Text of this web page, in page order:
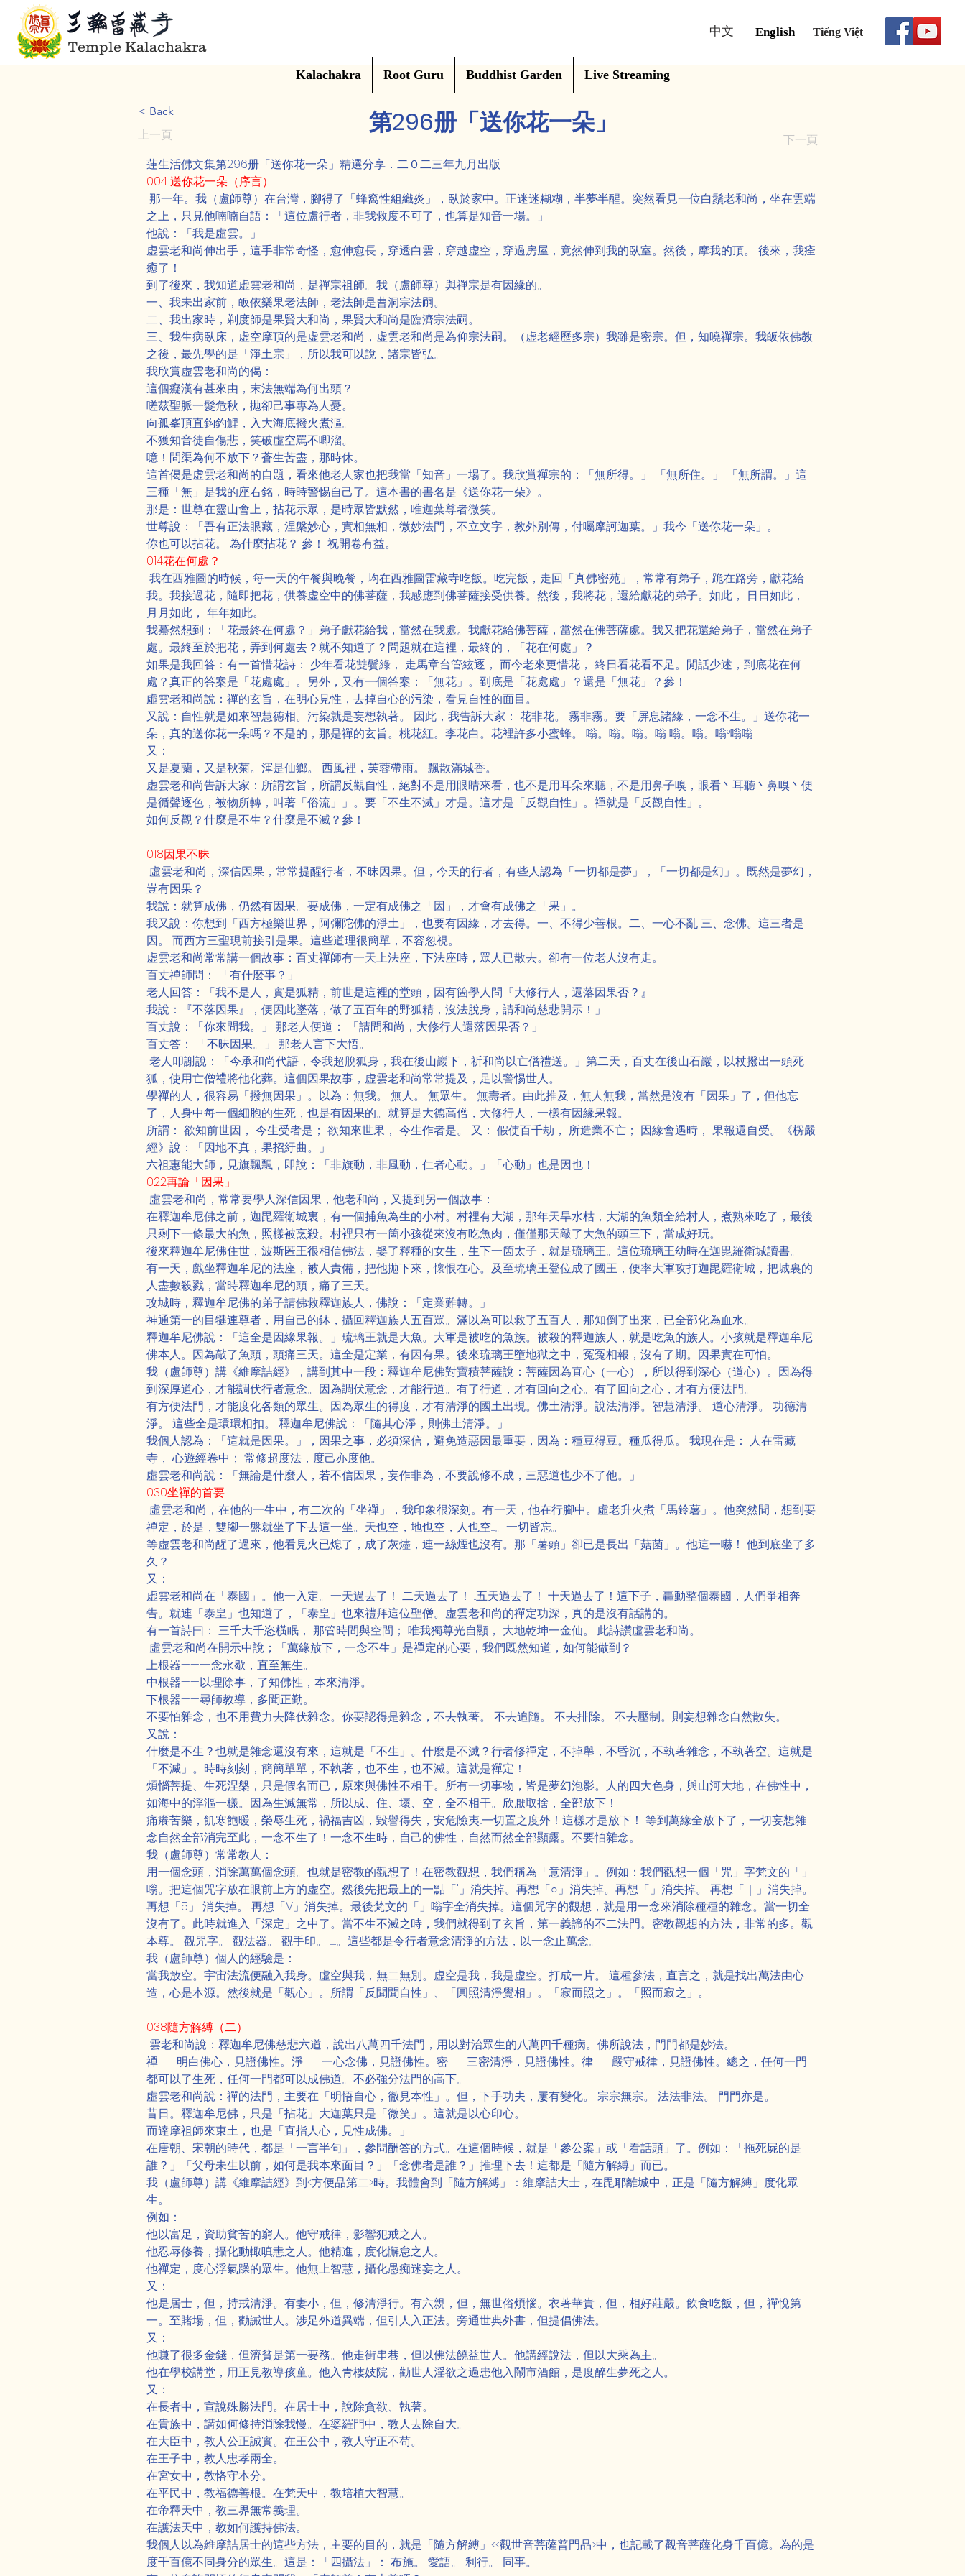
Temple Kalachakra
中文 English Tiếng Việt
Kalachakra Root Guru Buddhist Garden Live Streaming
< Back
上一頁
第296册「送你花一朵」
下一頁
蓮生活佛文集第296册「送你花一朵」精選分享．二０二三年九月出版
004 送你花一朵（序言）
那一年。我（盧師尊）在台灣，腳得了「蜂窩性組織炎」，臥於家中。正迷迷糊糊，半夢半醒。突然看見一位白鬚老和尚，坐在雲端
之上，只見他喃喃自語：「這位盧行者，非我救度不可了，也算是知音一場。」
他說：「我是虛雲。」
虚雲老和尚伸出手，這手非常奇怪，愈伸愈長，穿透白雲，穿越虚空，穿過房屋，竟然伸到我的臥室。然後，摩我的頂。 後來，我痊
癒了！
到了後來，我知道虚雲老和尚，是禪宗祖師。我（盧師尊）與禪宗是有因緣的。
一、我未出家前，皈依樂果老法師，老法師是曹洞宗法嗣。
二、我出家時，剃度師是果賢大和尚，果賢大和尚是臨濟宗法嗣。
三、我生病臥床，虚空摩頂的是虚雲老和尚，虚雲老和尚是為仰宗法嗣。（虚老經歷多宗）我雖是密宗。但，知曉禪宗。我皈依佛教
之後，最先學的是「淨土宗」，所以我可以說，諸宗皆弘。
我欣賞虚雲老和尚的偈：
這個癡漢有甚來由，末法無端為何出頭？
嗟茲聖脈一髮危秋，拋卻己事專為人憂。
向孤峯頂直鈎釣鯉，入大海底撥火煮漚。
不獲知音徒自傷悲，笑破虛空罵不唧溜。
噫！問渠為何不放下？蒼生苦盡，那時休。
這首偈是虚雲老和尚的自題，看來他老人家也把我當「知音」一場了。我欣賞禪宗的：「無所得。」 「無所住。」 「無所謂。」這
三種「無」是我的座右銘，時時警惕自己了。這本書的書名是《送你花一朵》。
那是：世尊在靈山會上，拈花示眾，是時眾皆默然，唯迦葉尊者微笑。
世尊說：「吾有正法眼藏，涅槃妙心，實相無相，微妙法門，不立文字，教外別傳，付囑摩訶迦葉。」我今「送你花一朵」。
你也可以拈花。 為什麼拈花？ 參！ 祝開卷有益。
014花在何處？
我在西雅圖的時候，每一天的午餐與晚餐，均在西雅圖雷藏寺吃飯。吃完飯，走回「真佛密苑」，常常有弟子，跪在路旁，獻花給
我。我接過花，隨即把花，供養虚空中的佛菩薩，我感應到佛菩薩接受供養。然後，我將花，還給獻花的弟子。如此， 日日如此，
月月如此， 年年如此。
我驀然想到：「花最終在何處？」弟子獻花給我，當然在我處。我獻花給佛菩薩，當然在佛菩薩處。我又把花還給弟子，當然在弟子
處。最終至於把花，弄到何處去？就不知道了？問題就在這裡，最終的，「花在何處」？
如果是我回答：有一首惜花詩： 少年看花雙鬢綠， 走馬章台管絃逐， 而今老來更惜花， 終日看花看不足。閒話少述，到底花在何
處？真正的答案是「花處處」。另外，又有一個答案：「無花」。到底是「花處處」？還是「無花」？參！
虛雲老和尚說：禪的玄旨，在明心見性，去掉自心的污染，看見自性的面目。
又說：自性就是如來智慧德相。污染就是妄想執著。 因此，我告訴大家： 花非花。 霧非霧。要「屏息諸緣，一念不生。」送你花一
朵，真的送你花一朵嗎？不是的，那是禪的玄旨。桃花紅。李花白。花裡許多小蜜蜂。 嗡。嗡。嗡。嗡 嗡。嗡。嗡°嗡嗡
又：
又是夏蘭，又是秋菊。渾是仙鄉。 西風裡，芙蓉帶雨。 飄散滿城香。
虚雲老和尚告訴大家：所謂玄旨，所謂反觀自性，絕對不是用眼睛來看，也不是用耳朵來聽，不是用鼻子嗅，眼看丶耳聽丶鼻嗅丶便
是循聲逐色，被物所轉，叫著「俗流」」。要「不生不滅」才是。這才是「反觀自性」。禪就是「反觀自性」。
如何反觀？什麼是不生？什麼是不滅？參！
018因果不昧
虛雲老和尚，深信因果，常常提醒行者，不昧因果。但，今天的行者，有些人認為「一切都是夢」，「一切都是幻」。既然是夢幻，
豈有因果？
我說：就算成佛，仍然有因果。要成佛，一定有成佛之「因」，才會有成佛之「果」。
我又說：你想到「西方極樂世界，阿彌陀佛的淨土」，也要有因緣，才去得。一、不得少善根。二、一心不亂 三、念佛。這三者是
因。 而西方三聖現前接引是果。這些道理很簡單，不容忽視。
虚雲老和尚常常講一個故事：百丈禪師有一天上法座，下法座時，眾人已散去。卻有一位老人沒有走。
百丈禪師問： 「有什麼事？」
老人回答：「我不是人，實是狐精，前世是這裡的堂頭，因有箇學人問『大修行人，還落因果否？』
我說：『不落因果』，便因此墜落，做了五百年的野狐精，沒法脫身，請和尚慈悲開示！」
百丈說：「你來問我。」 那老人便道： 「請問和尚，大修行人還落因果否？」
百丈答： 「不昧因果。」 那老人言下大悟。
老人叩謝說：「今承和尚代語，令我超脫狐身，我在後山巖下，祈和尚以亡僧禮送。」第二天，百丈在後山石巖，以杖撥出一頭死
狐，使用亡僧禮將他化葬。這個因果故事，虚雲老和尚常常提及，足以警惕世人。
學禪的人，很容易「撥無因果」。以為：無我。 無人。 無眾生。 無壽者。由此推及，無人無我，當然是沒有「因果」了，但他忘
了，人身中每一個細胞的生死，也是有因果的。就算是大德高僧，大修行人，一樣有因緣果報。
所謂： 欲知前世因， 今生受者是； 欲知來世果， 今生作者是。 又： 假使百千劫， 所造業不亡； 因緣會遇時， 果報還自受。《楞嚴
經》說：「因地不真，果招紆曲。」
六祖惠能大師，見旗飄飄，即說：「非旗動，非風動，仁者心動。」「心動」也是因也！
022再論「因果」
虛雲老和尚，常常要學人深信因果，他老和尚，又提到另一個故事：
在釋迦牟尼佛之前，迦毘羅衛城裏，有一個捕魚為生的小村。村裡有大湖，那年天旱水枯，大湖的魚類全給村人，煮熟來吃了，最後
只剩下一條最大的魚，照樣被烹殺。村裡只有一箇小孩從來沒有吃魚肉，僅僅那天敲了大魚的頭三下，當成好玩。
後來釋迦牟尼佛住世，波斯匿王很相信佛法，娶了釋種的女生，生下一箇太子，就是琉璃王。這位琉璃王幼時在迦毘羅衛城讀書。
有一天，戲坐釋迦牟尼的法座，被人責備，把他拋下來，懷恨在心。及至琉璃王登位成了國王，便率大軍攻打迦毘羅衛城，把城裏的
人盡數殺戮，當時釋迦牟尼的頭，痛了三天。
攻城時，釋迦牟尼佛的弟子請佛救釋迦族人，佛說：「定業難轉。」
神通第一的目犍連尊者，用自己的鉢，攝回釋迦族人五百眾。滿以為可以救了五百人，那知倒了出來，已全部化為血水。
釋迦牟尼佛說：「這全是因緣果報。」琉璃王就是大魚。大軍是被吃的魚族。被殺的釋迦族人，就是吃魚的族人。小孩就是釋迦牟尼
佛本人。因為敲了魚頭，頭痛三天。這全是定業，有因有果。後來琉璃王墮地獄之中，冤冤相報，沒有了期。因果實在可怕。
我（盧師尊）講《維摩詰經》，講到其中一段：釋迦牟尼佛對寶積菩薩說：菩薩因為直心（一心），所以得到深心（道心）。因為得
到深厚道心，才能調伏行者意念。因為調伏意念，才能行道。有了行道，才有回向之心。有了回向之心，才有方便法門。
有方便法門，才能度化各類的眾生。因為眾生的得度，才有清淨的國土出現。佛土清淨。說法清淨。智慧清淨。 道心清淨。 功德清
淨。 這些全是環環相扣。 釋迦牟尼佛說：「隨其心淨，則佛土清淨。」
我個人認為：「這就是因果。」，因果之事，必須深信，避免造惡因最重要，因為：種豆得豆。種瓜得瓜。 我現在是： 人在雷藏
寺， 心遊經卷中； 常修超度法，度己亦度他。
虛雲老和尚說：「無論是什麼人，若不信因果，妄作非為，不要說修不成，三惡道也少不了他。」
030坐禪的首要
虛雲老和尚，在他的一生中，有二次的「坐禪」，我印象很深刻。有一天，他在行腳中。虛老升火煮「馬鈴薯」。他突然間，想到要
禪定，於是，雙腳一盤就坐了下去這一坐。天也空，地也空，人也空.....。一切皆忘。
等虚雲老和尚醒了過來，他看見火已熄了，成了灰燼，連一絲煙也沒有。那「薯頭」卻已是長出「菇菌」。他這一嚇！ 他到底坐了多
久？
又：
虚雲老和尚在「泰國」。他一入定。一天過去了！ 二天過去了！ ...五天過去了！ 十天過去了！這下子，轟動整個泰國，人們爭相奔
告。就連「泰皇」也知道了，「泰皇」也來禮拜這位聖僧。虚雲老和尚的禪定功深，真的是沒有話講的。
有一首詩曰： 三千大千恣橫眠， 那管時間與空間； 唯我獨尊光自顯， 大地乾坤一金仙。 此詩讚虛雲老和尚。
虛雲老和尚在開示中說；「萬緣放下，一念不生」是禪定的心要，我們既然知道，如何能做到？
上根器——一念永歇，直至無生。
中根器——以理除事，了知佛性，本來清淨。
下根器——尋師教導，多聞正勤。
不要怕雜念，也不用費力去降伏雜念。你要認得是雜念，不去執著。 不去追隨。 不去排除。 不去壓制。則妄想雜念自然散失。
又說：
什麼是不生？也就是雜念還沒有來，這就是「不生」。什麼是不滅？行者修禪定，不掉舉，不昏沉，不執著雜念，不執著空。這就是
「不滅」。時時刻刻，簡簡單單，不執著，也不生，也不滅。這就是禪定！
煩惱菩提、生死涅槃，只是假名而已，原來與佛性不相干。所有一切事物，皆是夢幻泡影。人的四大色身，與山河大地，在佛性中，
如海中的浮漚一樣。因為生滅無常，所以成、住、壞、空，全不相干。欣厭取捨，全部放下！
痛癢苦樂，飢寒飽暖，榮辱生死，禍福吉凶，毀譽得失，安危險夷...一切置之度外！這樣才是放下！ 等到萬緣全放下了，一切妄想雜
念自然全部消完至此，一念不生了！一念不生時，自己的佛性，自然而然全部顯露。不要怕雜念。
我（盧師尊）常常教人：
用一個念頭，消除萬萬個念頭。也就是密教的觀想了！在密教觀想，我們稱為「意清淨」。例如：我們觀想一個「咒」字梵文的「」
嗡。把這個咒字放在眼前上方的虚空。然後先把最上的一點「'」消失掉。再想「○」消失掉。再想「」消失掉。 再想「｜」消失掉。
再想「5」 消失掉。 再想「V」消失掉。最後梵文的「」嗡字全消失掉。這個咒字的觀想，就是用一念來消除種種的雜念。當一切全
沒有了。此時就進入「深定」之中了。當不生不滅之時，我們就得到了玄旨，第一義諦的不二法門。密教觀想的方法，非常的多。觀
本尊。 觀咒字。 觀法器。 觀手印。 ........。這些都是令行者意念清淨的方法，以一念止萬念。
我（盧師尊）個人的經驗是：
當我放空。宇宙法流便融入我身。虛空與我，無二無別。虚空是我，我是虚空。打成一片。 這種參法，直言之，就是找出萬法由心
造，心是本源。然後就是「觀心」。所謂「反聞聞自性」、「圓照清淨覺相」。「寂而照之」。「照而寂之」。
038隨方解縛（二）
雲老和尚說：釋迦牟尼佛慈悲六道，說出八萬四千法門，用以對治眾生的八萬四千種病。佛所說法，門門都是妙法。
禪——明白佛心，見證佛性。淨——一心念佛，見證佛性。密——三密清淨，見證佛性。律——嚴守戒律，見證佛性。總之，任何一門
都可以了生死，任何一門都可以成佛道。不必強分法門的高下。
虛雲老和尚說：禪的法門，主要在「明悟自心，徹見本性」。但，下手功夫，屢有變化。 宗宗無宗。 法法非法。 門門亦是。
昔日。釋迦牟尼佛，只是「拈花」大迦葉只是「微笑」。這就是以心印心。
而達摩祖師來東土，也是「直指人心，見性成佛。」
在唐朝、宋朝的時代，都是「一言半句」，參問酬答的方式。在這個時候，就是「參公案」或「看話頭」了。例如：「拖死屍的是
誰？」「父母未生以前，如何是我本來面目？」「念佛者是誰？」推理下去！這都是「隨方解縛」而已。
我（盧師尊）講《維摩詰經》到<方便品第二>時。我體會到「隨方解縛」：維摩詰大士，在毘耶離城中，正是「隨方解縛」度化眾
生。
例如：
他以富足，資助貧苦的窮人。他守戒律，影響犯戒之人。
他忍辱修養，攝化動輙嗔恚之人。他精進，度化懈怠之人。
他禪定，度心浮氣躁的眾生。他無上智慧，攝化愚痴迷妄之人。
又：
他是居士，但，持戒清淨。有妻小，但，修清淨行。有六親，但，無世俗煩惱。衣著華貴，但，相好莊嚴。飲食吃飯，但，禪悅第
一。至賭場，但，勸誡世人。涉足外道異端，但引人入正法。旁通世典外書，但提倡佛法。
又：
他賺了很多金錢，但濟貧是第一要務。他走街串巷，但以佛法饒益世人。他講經說法，但以大乘為主。
他在學校講堂，用正見教導孩童。他入青樓妓院，勸世人淫欲之過患他入鬧市酒館，是度醉生夢死之人。
又：
在長者中，宣說殊勝法門。在居士中，說除貪欲、執著。
在貴族中，講如何修持消除我慢。在婆羅門中，教人去除自大。
在大臣中，教人公正誠實。在王公中，教人守正不苟。
在王子中，教人忠孝兩全。
在宮女中，教恪守本分。
在平民中，教福德善根。在梵天中，教培植大智慧。
在帝釋天中，教三界無常義理。
在護法天中，教如何護持佛法。
我個人以為維摩詰居士的這些方法，主要的目的，就是「隨方解縛」<<觀世音菩薩普門品>中，也記載了觀音菩薩化身千百億。為的是
度千百億不同身分的眾生。這是：「四攝法」： 布施。 愛語。 利行。 同事。